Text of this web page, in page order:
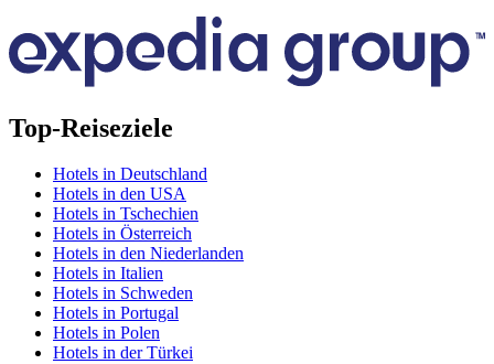
Top-Reiseziele
Hotels in Deutschland
Hotels in den USA
Hotels in Tschechien
Hotels in Österreich
Hotels in den Niederlanden
Hotels in Italien
Hotels in Schweden
Hotels in Portugal
Hotels in Polen
Hotels in der Türkei